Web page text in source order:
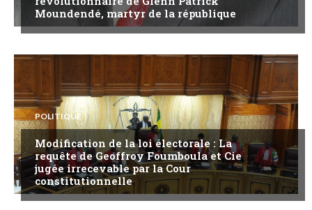
Moundendé, martyr de la république
POLITIQUE
Modification de la loi électorale : La
requête de Geoffroy Foumboula et Cie
jugée irrecevable par la Cour
constitutionnelle